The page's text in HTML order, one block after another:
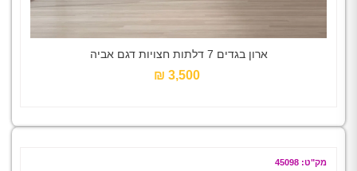
ארון בגדים 7 דלתות חצויות דגם אביה
3,500 ₪‎
מק"ט: 45098